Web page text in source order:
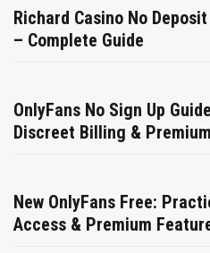
Richard Casino No
– Complete Guide
OnlyFans No Sign Up
Discreet Billing &
New OnlyFans Free:
Access & Premium